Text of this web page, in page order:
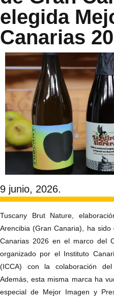
elegida
Canarias
9 junio, 2026.
Tuscany Brut Nature,
Arencibia (Gran Canaria), ha
Canarias 2026 en el marco del
organizado por el Instituto
(ICCA) con la colaboración del
Además, esta misma marca ha
especial de Mejor Imagen y